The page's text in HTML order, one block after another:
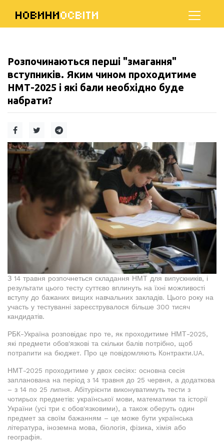
НОВИНИОСВІТИ
Розпочинаються перші "змагання"
вступників. Яким чином проходитиме
НМТ-2025 і які бали необхідно буде
набрати?
З 14 травня розпочнеться складання НМТ для випускників, і
результати цього тесту суттєво вплинуть на їхні можливості
вступу до бажаних вищих навчальних закладів. Цього року на
участь у тестуванні зареєструвалося більше 300 тисяч
кандидатів.
РБК-Україна розповідає про те, як проходитиме НМТ-2025,
які предмети обов'язкові та скільки балів потрібно, щоб
потрапити на бюджет. Про це повідомляють Контракти.UA.
НМТ-2025 проходитиме у двох сесіях: основна сесія
запланована на період з 14 травня до 25 червня, а додаткова
– з 14 по 25 липня. Абітурієнти виконуватимуть тести з
чотирьох предметів: української мови, математики та історії
України (усі три є обов'язковими), а також оберуть один
предмет за своїм бажанням – це може бути українська
література, іноземна мова, біологія, фізика, хімія або
географія.